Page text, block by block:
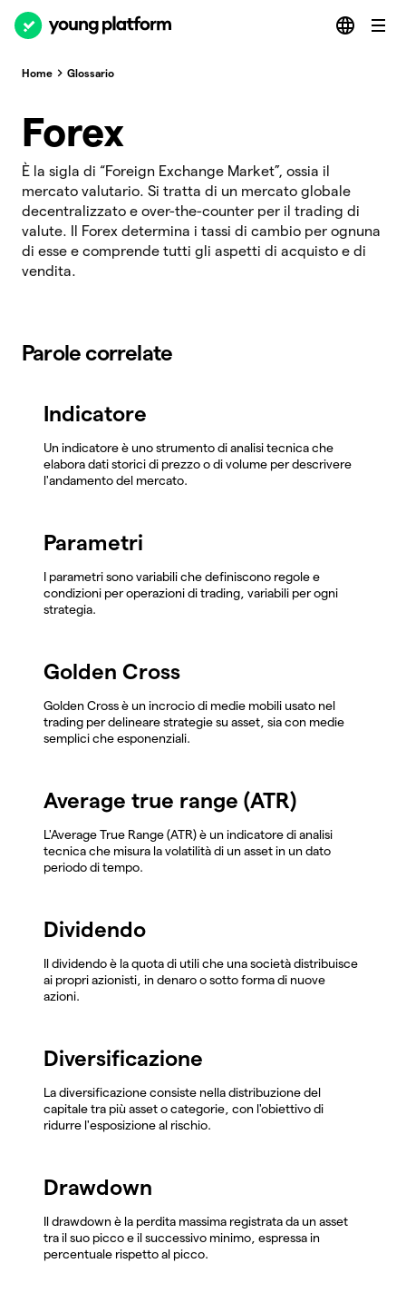
Home Glossario
Forex
È la sigla di “Foreign Exchange Market”, ossia il
mercato valutario. Si tratta di un mercato globale
decentralizzato e over-the-counter per il trading di
valute. Il Forex determina i tassi di cambio per ognuna
di esse e comprende tutti gli aspetti di acquisto e di
vendita.
Parole correlate
Indicatore
Un indicatore è uno strumento di analisi tecnica che
elabora dati storici di prezzo o di volume per descrivere
l'andamento del mercato.
Parametri
I parametri sono variabili che definiscono regole e
condizioni per operazioni di trading, variabili per ogni
strategia.
Golden Cross
Golden Cross è un incrocio di medie mobili usato nel
trading per delineare strategie su asset, sia con medie
semplici che esponenziali.
Average true range (ATR)
L'Average True Range (ATR) è un indicatore di analisi
tecnica che misura la volatilità di un asset in un dato
periodo di tempo.
Dividendo
Il dividendo è la quota di utili che una società distribuisce
ai propri azionisti, in denaro o sotto forma di nuove
azioni.
Diversificazione
La diversificazione consiste nella distribuzione del
capitale tra più asset o categorie, con l'obiettivo di
ridurre l'esposizione al rischio.
Drawdown
Il drawdown è la perdita massima registrata da un asset
tra il suo picco e il successivo minimo, espressa in
percentuale rispetto al picco.